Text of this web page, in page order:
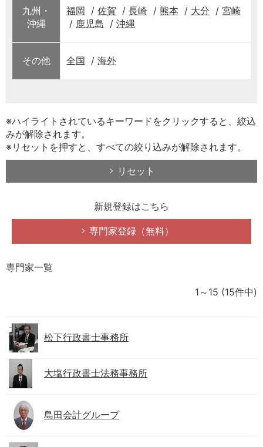
九州・
沖縄
福岡 佐賀 長崎 熊本 大分
宮崎
鹿児島
沖縄
その他 全国 海外
※ハイライトされているキーワードをクリックすると、絞込
みが解除されます。
※リセットを押すと、すべての絞り込みが解除されます。
リセット
新規登録はこちら
専門家登録（無料）
専門家一覧
1～15 (15件中)
松下行政書士事務所
大塩行政書士法務事務所
島田会計グループ